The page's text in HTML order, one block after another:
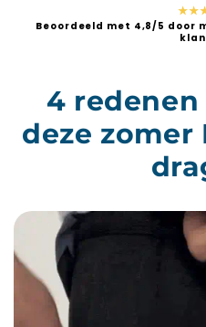
Beoordeeld met 4,8/5 door
4
deze